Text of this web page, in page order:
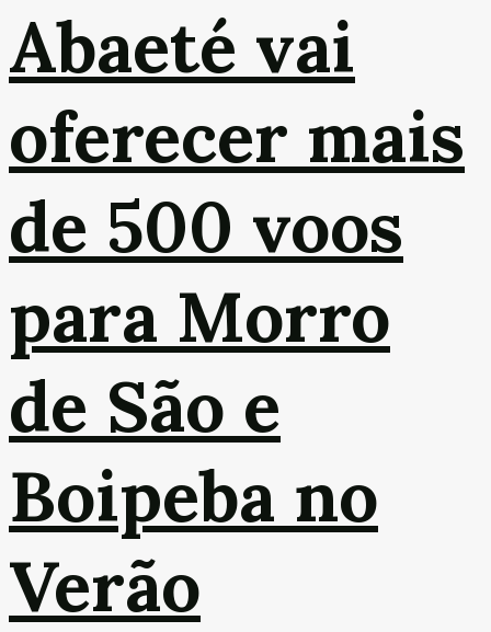
Abaeté vai
oferecer mais
de 500 voos
para Morro
de São e
Boipeba no
Verão